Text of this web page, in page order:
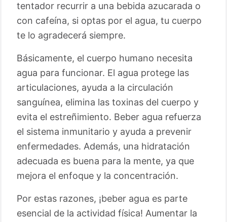
tentador recurrir a una bebida azucarada o
con cafeína, si optas por el agua, tu cuerpo
te lo agradecerá siempre.
Básicamente, el cuerpo humano necesita
agua para funcionar. El agua protege las
articulaciones, ayuda a la circulación
sanguínea, elimina las toxinas del cuerpo y
evita el estreñimiento. Beber agua refuerza
el sistema inmunitario y ayuda a prevenir
enfermedades. Además, una hidratación
adecuada es buena para la mente, ya que
mejora el enfoque y la concentración.
Por estas razones, ¡beber agua es parte
esencial de la actividad física! Aumentar la